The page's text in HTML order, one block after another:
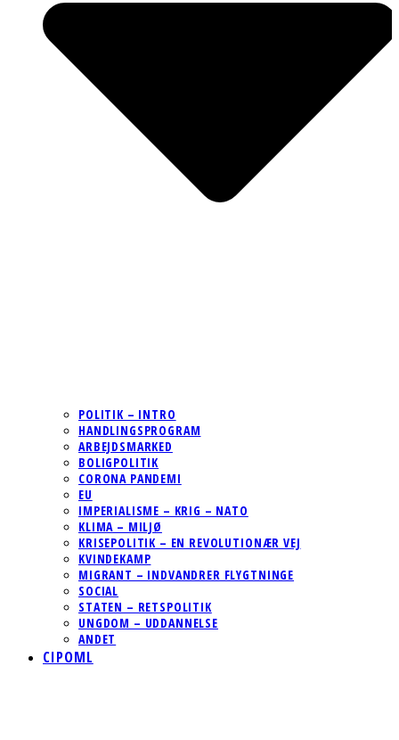
POLITIK – INTRO
HANDLINGSPROGRAM
ARBEJDSMARKED
BOLIGPOLITIK
CORONA PANDEMI
EU
IMPERIALISME – KRIG – NATO
KLIMA – MILJØ
KRISEPOLITIK – EN REVOLUTIONÆR VEJ
KVINDEKAMP
MIGRANT – INDVANDRER FLYGTNINGE
SOCIAL
STATEN – RETSPOLITIK
UNGDOM – UDDANNELSE
ANDET
CIPOML